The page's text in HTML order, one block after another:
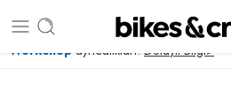
Bisikletinizin bakım ve servis işlemleri için
Workshop ayrıcalıkları. Detaylı Bilgi>